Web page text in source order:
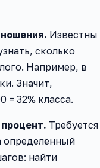
Известны
сколько
Например, в
Значит,
= 32% класса.
Требуется
определённый
найти